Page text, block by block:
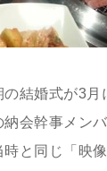
結婚式が3
会幹事メン
と同じ「映